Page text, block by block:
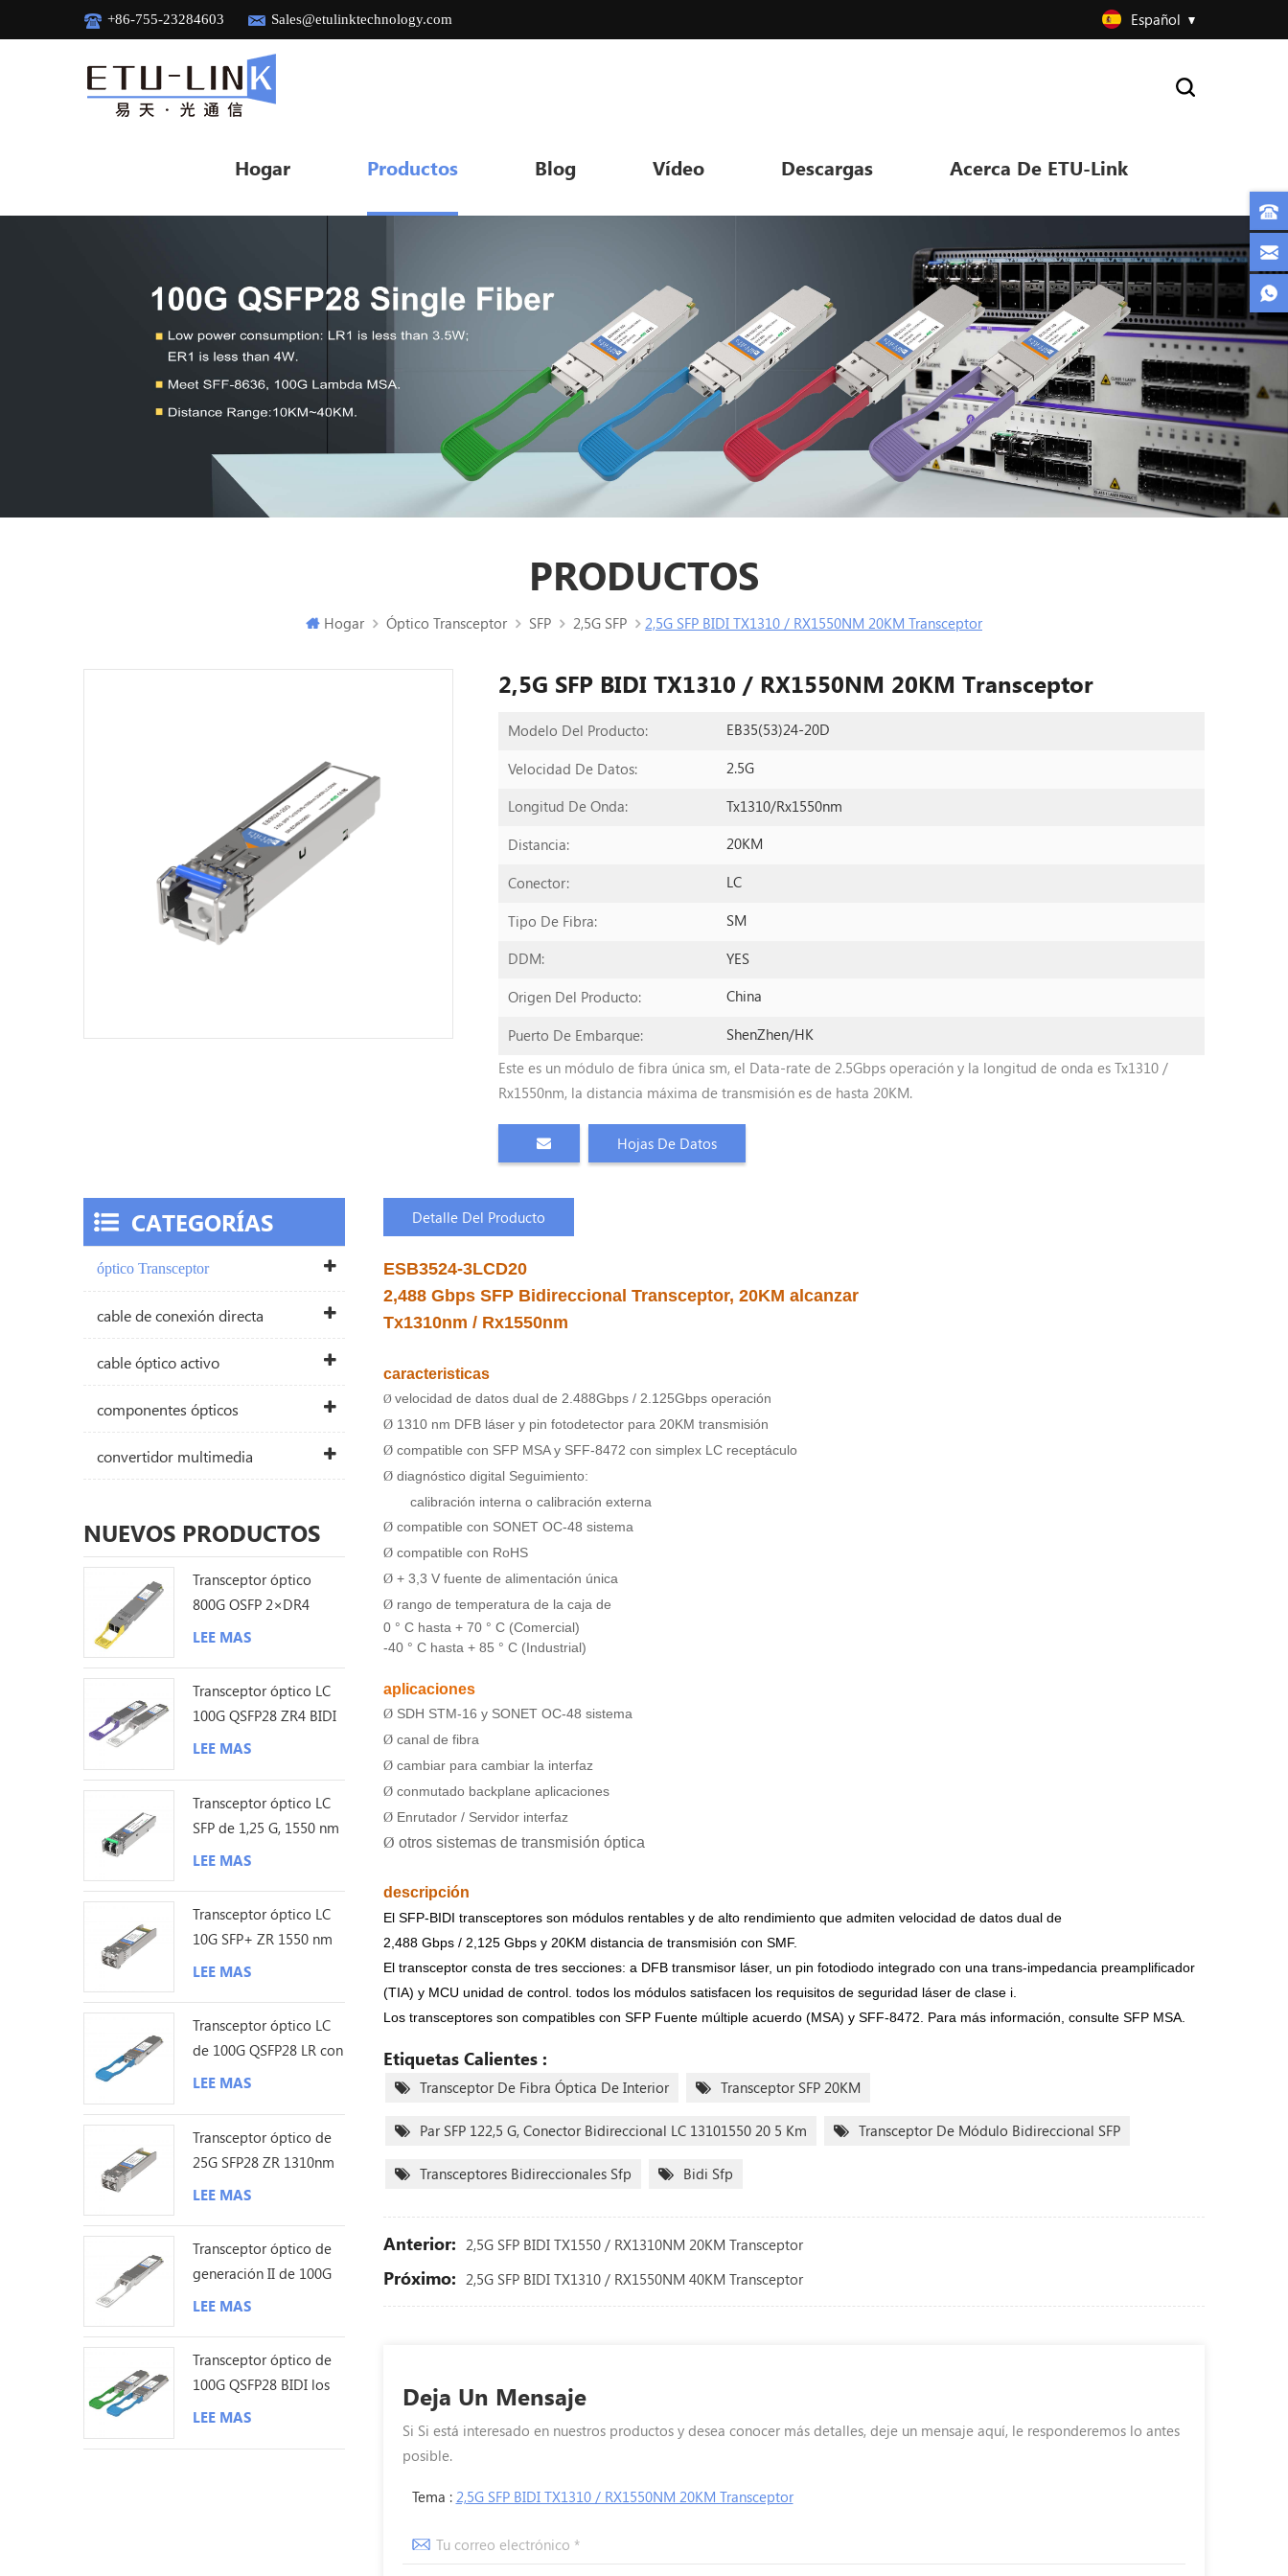
+86-755-23284603 Sales@etulinktechnology.com Español
Hogar Productos Blog Vídeo Descargas Acerca De ETU-Link
PRODUCTOS
Hogar Óptico Transceptor SFP 2,5G SFP 2,5G SFP BIDI TX1310 / RX1550NM 20KM Transceptor
2,5G SFP BIDI TX1310 / RX1550NM 20KM Transceptor
Modelo Del Producto: EB35(53)24-20D
Velocidad De Datos: 2.5G
Longitud De Onda: Tx1310/Rx1550nm
Distancia: 20KM
Conector: LC
Tipo De Fibra: SM
DDM: YES
Origen Del Producto: China
Puerto De Embarque:
ShenZhen/HK
Este es un módulo de fibra única sm, el Data-rate de 2.5Gbps operación y la longitud de onda es Tx1310 /
Rx1550nm, la distancia máxima de transmisión es de hasta 20KM.
Hojas De Datos
Detalle Del Producto
ESB3524-3LCD20
2,488 Gbps SFP Bidireccional Transceptor, 20KM alcanzar
Tx1310nm / Rx1550nm
caracteristicas
Ø velocidad de datos dual de 2.488Gbps / 2.125Gbps operación
Ø 1310 nm DFB láser y pin fotodetector para 20KM transmisión
Ø compatible con SFP MSA y SFF-8472 con simplex LC receptáculo
Ø diagnóstico digital Seguimiento:
calibración interna o calibración externa
Ø compatible con SONET OC-48 sistema
Ø compatible con RoHS
Ø + 3,3 V fuente de alimentación única
Ø rango de temperatura de la caja de
0 ° C hasta + 70 ° C (Comercial)
-40 ° C hasta + 85 ° C (Industrial)
aplicaciones
Ø SDH STM-16 y SONET OC-48 sistema
Ø canal de fibra
Ø cambiar para cambiar la interfaz
Ø conmutado backplane aplicaciones
Ø Enrutador / Servidor interfaz
Ø otros sistemas de transmisión óptica
descripción
El SFP-BIDI transceptores son módulos rentables y de alto rendimiento que admiten velocidad de datos dual de
2,488 Gbps / 2,125 Gbps y 20KM distancia de transmisión con SMF.
El transceptor consta de tres secciones: a DFB transmisor láser, un pin fotodiodo integrado con una trans-impedancia preamplificador
(TIA) y MCU unidad de control. todos los módulos satisfacen los requisitos de seguridad láser de clase i.
Los transceptores son compatibles con SFP Fuente múltiple acuerdo (MSA) y SFF-8472. Para más información, consulte SFP MSA.
Etiquetas Calientes :
Transceptor De Fibra Óptica De Interior Transceptor SFP 20KM
Par SFP 122,5 G, Conector Bidireccional LC 13101550 20 5 Km Transceptor De Módulo Bidireccional SFP
Transceptores Bidireccionales Sfp Bidi Sfp
Anterior: 2,5G SFP BIDI TX1550 / RX1310NM 20KM Transceptor
Próximo: 2,5G SFP BIDI TX1310 / RX1550NM 40KM Transceptor
Deja Un Mensaje
Si Si está interesado en nuestros productos y desea conocer más detalles, deje un mensaje aquí, le responderemos lo antes
posible.
Tema : 2,5G SFP BIDI TX1310 / RX1550NM 20KM Transceptor
CATEGORÍAS
óptico Transceptor
cable de conexión directa
cable óptico activo
componentes ópticos
convertidor multimedia
NUEVOS PRODUCTOS
Transceptor óptico
800G OSFP 2×DR4
1310nm 500M MPO12
LEE MAS
Transceptor óptico LC
100G QSFP28 ZR4 BIDI
80KM
LEE MAS
Transceptor óptico LC
SFP de 1,25 G, 1550 nm
y 200 km
LEE MAS
Transceptor óptico LC
10G SFP+ ZR 1550 nm
120 km
LEE MAS
Transceptor óptico LC
de 100G QSFP28 LR con
sonda Lambda única de
LEE MAS
Transceptor óptico de
25G SFP28 ZR 1310nm
los 80KM LC
LEE MAS
Transceptor óptico de
generación II de 100G
QSFP28 ZR4 80KM LC
LEE MAS
Transceptor óptico de
100G QSFP28 BIDI los
40KM LC
LEE MAS